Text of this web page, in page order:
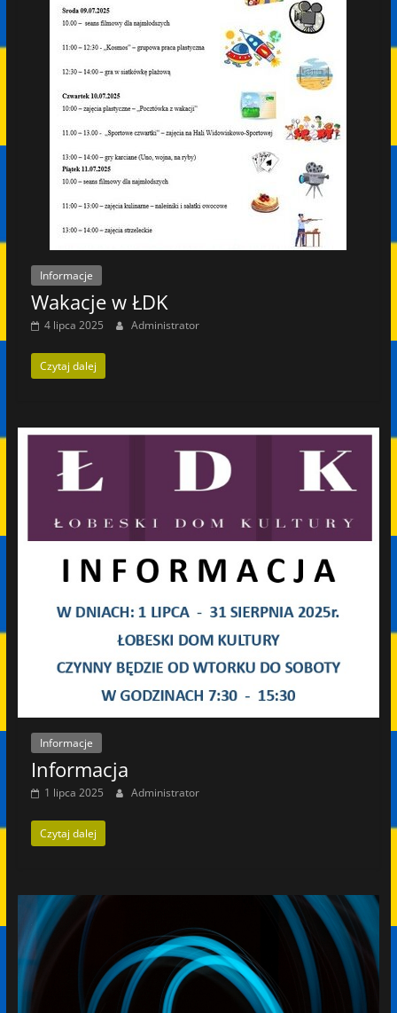
Informacje
Wakacje w ŁDK
4 lipca 2025 Administrator
Czytaj dalej
Informacje
Informacja
1 lipca 2025 Administrator
Czytaj dalej
Odtwarzacz
video